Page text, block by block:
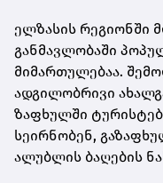
ელზასის რეგიონში
განმავლობაში
მიმართულებაა.
ადგილობრივი
ზაფხულში
სეირნობენ,
ალუბლის ბაღების